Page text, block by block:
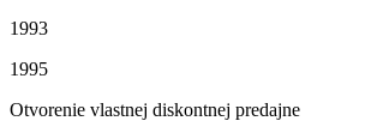
1993
1995
Otvorenie vlastnej diskontnej predajne